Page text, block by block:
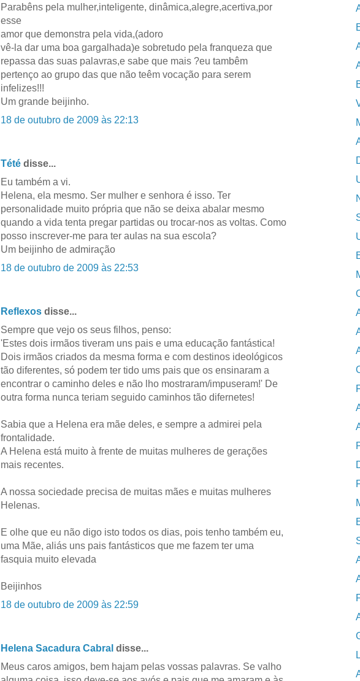
Parabêns pela mulher,inteligente, dinâmica,alegre,acertiva,por
esse
amor que demonstra pela vida,(adoro
vê-la dar uma boa gargalhada)e sobretudo pela franqueza que
repassa das suas palavras,e sabe que mais ?eu tambêm
pertenço ao grupo das que não teêm vocação para serem
infelizes!!!
Um grande beijinho.
18 de outubro de 2009 às 22:13
Tété disse...
Eu também a vi.
Helena, ela mesmo. Ser mulher e senhora é isso. Ter
personalidade muito própria que não se deixa abalar mesmo
quando a vida tenta pregar partidas ou trocar-nos as voltas. Como
posso inscrever-me para ter aulas na sua escola?
Um beijinho de admiração
18 de outubro de 2009 às 22:53
Reflexos disse...
Sempre que vejo os seus filhos, penso:
'Estes dois irmãos tiveram uns pais e uma educação fantástica!
Dois irmãos criados da mesma forma e com destinos ideológicos
tão diferentes, só podem ter tido ums pais que os ensinaram a
encontrar o caminho deles e não lho mostraram/impuseram!' De
outra forma nunca teriam seguido caminhos tão difernetes!
Sabia que a Helena era mãe deles, e sempre a admirei pela
frontalidade.
A Helena está muito à frente de muitas mulheres de gerações
mais recentes.
A nossa sociedade precisa de muitas mães e muitas mulheres
Helenas.
E olhe que eu não digo isto todos os dias, pois tenho também eu,
uma Mãe, aliás uns pais fantásticos que me fazem ter uma
fasquia muito elevada
Beijinhos
18 de outubro de 2009 às 22:59
Helena Sacadura Cabral disse...
Meus caros amigos, bem hajam pelas vossas palavras. Se valho